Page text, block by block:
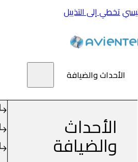
تخطي إلى التذييل
الأحداث والضيافة
الأحداث
والضيافة